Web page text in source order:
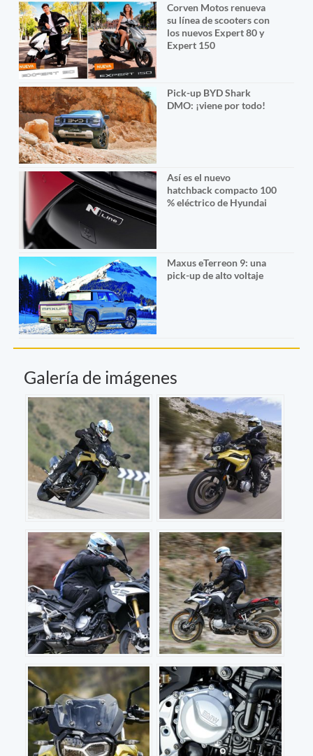
Corven Motos renueva
su línea de scooters con
los nuevos Expert 80 y
Expert 150
Pick-up BYD Shark
DMO: ¡viene por todo!
Así es el nuevo
hatchback compacto 100
% eléctrico de Hyundai
Maxus eTerreon 9: una
pick-up de alto voltaje
Galería de imágenes